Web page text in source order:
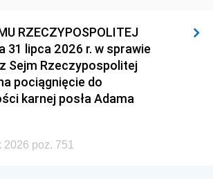
RZECZYPOSPOLITEJ
31 lipca 2026 r. w sprawie
Sejm Rzeczypospolitej
pociągnięcie do
karnej posła Adama
poz. 751